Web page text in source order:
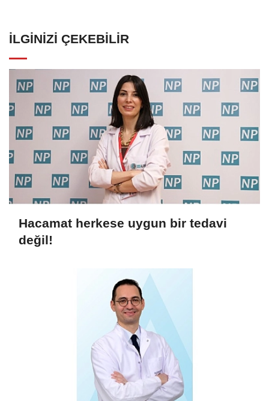
İLGINIZI ÇEKEBILIR
Hacamat herkese uygun bir tedavi
değil!